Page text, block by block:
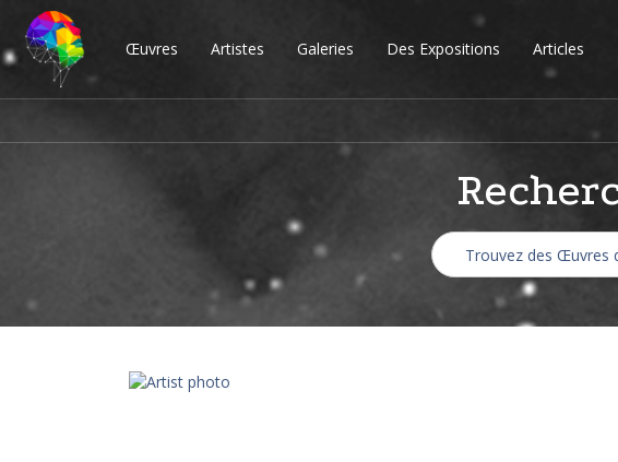
Œuvres Artistes Galeries Des Expositions Articles